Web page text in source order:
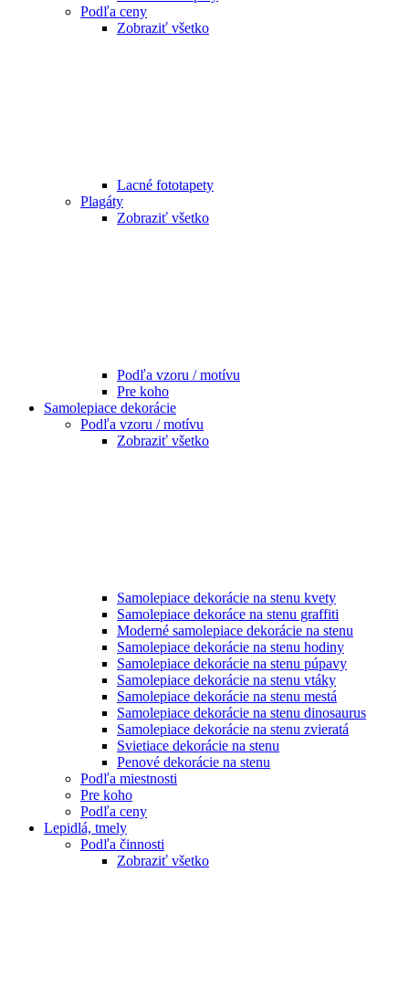
Podľa ceny
Zobraziť všetko
Lacné fototapety
Plagáty
Zobraziť všetko
Podľa vzoru / motívu
Pre koho
Samolepiace dekorácie
Podľa vzoru / motívu
Zobraziť všetko
Samolepiace dekorácie na stenu kvety
Samolepiace dekoráce na stenu graffiti
Moderné samolepiace dekorácie na stenu
Samolepiace dekorácie na stenu hodiny
Samolepiace dekorácie na stenu púpavy
Samolepiace dekorácie na stenu vtáky
Samolepiace dekorácie na stenu mestá
Samolepiace dekorácie na stenu dinosaurus
Samolepiace dekorácie na stenu zvieratá
Svietiace dekorácie na stenu
Penové dekorácie na stenu
Podľa miestnosti
Pre koho
Podľa ceny
Lepidlá, tmely
Podľa činnosti
Zobraziť všetko